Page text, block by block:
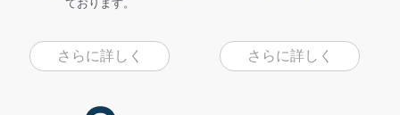
ております。
さらに詳しく さらに詳しく